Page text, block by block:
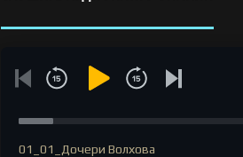
01_01_Дочери Волхова